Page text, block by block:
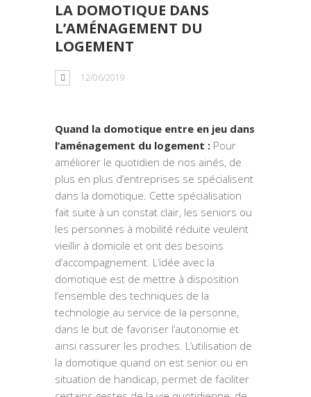
LA DOMOTIQUE DANS
L’AMÉNAGEMENT DU
LOGEMENT
12/06/2019
Quand la domotique entre en jeu dans
l’aménagement du logement : Pour
améliorer le quotidien de nos ainés, de
plus en plus d’entreprises se spécialisent
dans la domotique. Cette spécialisation
fait suite à un constat clair, les seniors ou
les personnes à mobilité réduite veulent
vieillir à domicile et ont des besoins
d’accompagnement. L’idée avec la
domotique est de mettre à disposition
l’ensemble des techniques de la
technologie au service de la personne,
dans le but de favoriser l’autonomie et
ainsi rassurer les proches. L’utilisation de
la domotique quand on est senior ou en
situation de handicap, permet de faciliter